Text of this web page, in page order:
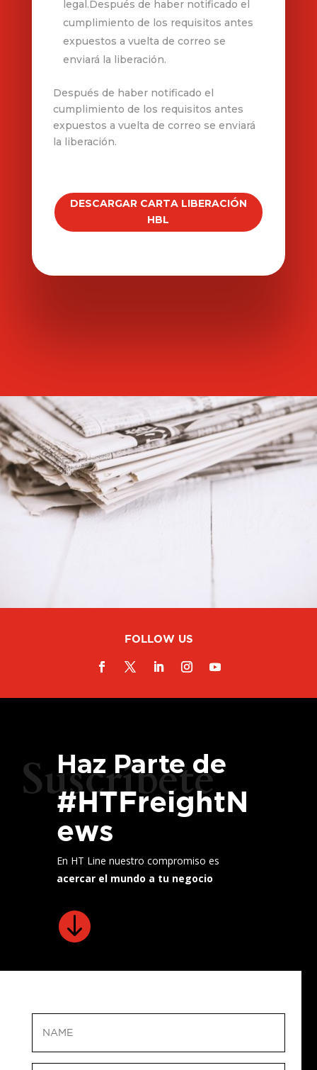
legal.Después de haber notificado el
cumplimiento de los requisitos antes
expuestos a vuelta de correo se
enviará la liberación.
Después de haber notificado el
cumplimiento de los requisitos antes
expuestos a vuelta de correo se enviará
la liberación.
DESCARGAR CARTA LIBERACIÓN
HBL
FOLLOW US
Suscríbete
Haz Parte de
#HTFreightN
ews
En HT Line nuestro compromiso es
acercar el mundo a tu negocio
